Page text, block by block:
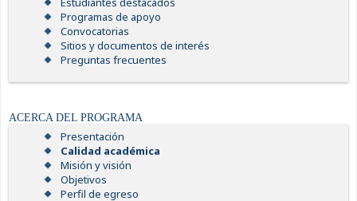
Programas de apoyo
Convocatorias
Sitios y documentos de interés
Preguntas frecuentes
ACERCA DEL PROGRAMA
Presentación
Calidad académica
Misión y visión
Objetivos
Perfil de egreso